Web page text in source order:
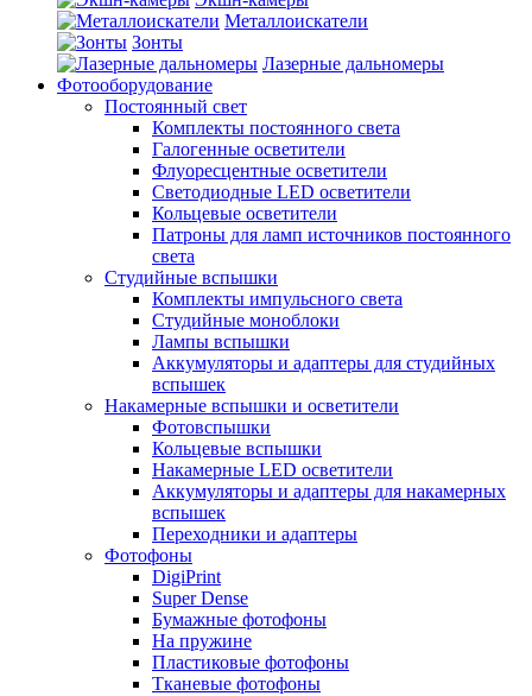
Металлоискатели
Зонты
Лазерные дальномеры
Фотооборудование
Постоянный свет
Комплекты постоянного света
Галогенные осветители
Флуоресцентные осветители
Светодиодные LED осветители
Кольцевые осветители
Патроны для ламп источников постоянного
света
Студийные вспышки
Комплекты импульсного света
Студийные моноблоки
Лампы вспышки
Аккумуляторы и адаптеры для студийных
вспышек
Накамерные вспышки и осветители
Фотовспышки
Кольцевые вспышки
Накамерные LED осветители
Аккумуляторы и адаптеры для накамерных
вспышек
Переходники и адаптеры
Фотофоны
DigiPrint
Super Dense
Бумажные фотофоны
На пружине
Пластиковые фотофоны
Тканевые фотофоны